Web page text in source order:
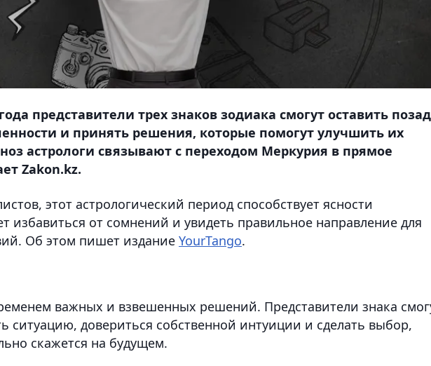
представители трех знаков зодиака смогут оставить
и принять решения, которые помогут улучшить их
астрологи связывают с переходом Меркурия в прямое
Zakon.kz.
этот астрологический период способствует ясности
избавиться от сомнений и увидеть правильное направление для
Об этом пишет издание YourTango.
важных и взвешенных решений. Представители знака
ситуацию, довериться собственной интуиции и сделать выбор,
скажется на будущем.